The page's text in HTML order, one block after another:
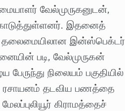
வேல்முருகனுடன்,
கொடுத்துள்ளனர். இதனைத்
தலைமையிலான இன்ஸ்பெக்டர்
படி, வேல்முருகன்
நிலையம் பகுதியில்
ரசாயனம் தடவிய பணத்தை
கிராமத்தைச்